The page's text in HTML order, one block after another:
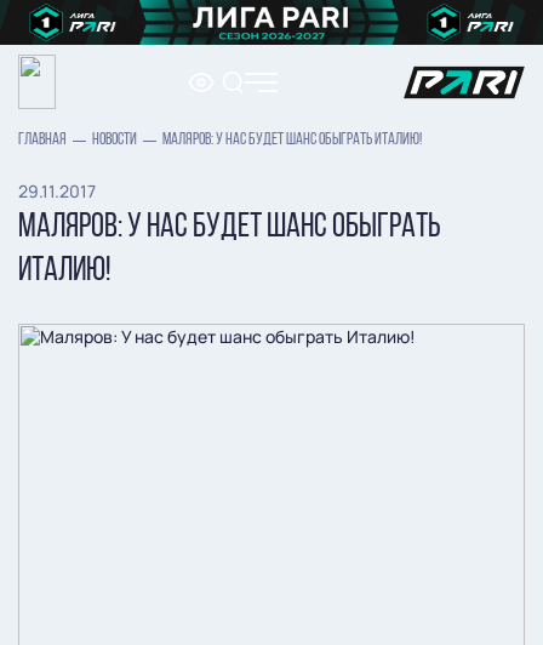
ГЛАВНАЯ НОВОСТИ МАЛЯРОВ: У НАС БУДЕТ ШАНС ОБЫГРАТЬ ИТАЛИЮ!
29.11.2017
МАЛЯРОВ: У НАС БУДЕТ ШАНС ОБЫГРАТЬ
ИТАЛИЮ!